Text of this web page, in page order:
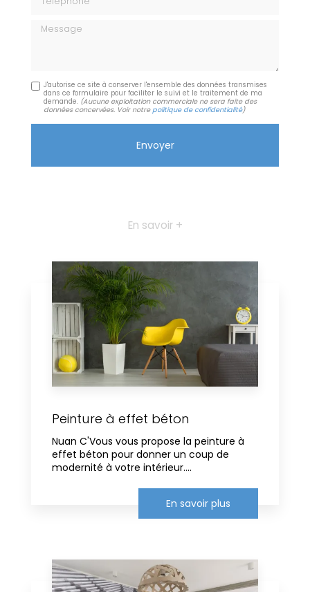
Message
J'autorise ce site à conserver l'ensemble des données transmises
dans ce formulaire pour faciliter le suivi et le traitement de ma
demande. (Aucune exploitation commerciale ne sera faite des
données concervées. Voir notre politique de confidentialité)
En savoir +
Peinture à effet béton
Nuan C'Vous vous propose la peinture à
effet béton pour donner un coup de
modernité à votre intérieur....
En savoir plus